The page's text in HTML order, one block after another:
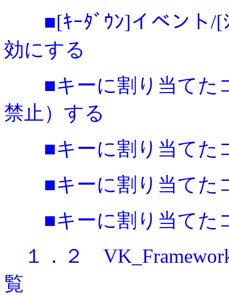
■[ｷｰﾀﾞｳﾝ]イベント/[
効にする
■キーに割り当てた
禁止）する
■キーに割り当てた
■キーに割り当てた
■キーに割り当てた
１．２
覧